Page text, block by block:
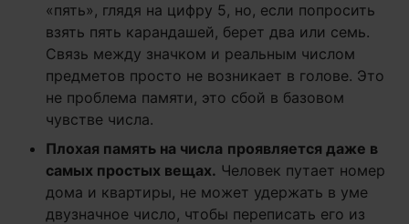
«пять», глядя на цифру 5, но, если попросить
взять пять карандашей, берет два или семь.
Связь между значком и реальным числом
предметов просто не возникает в голове. Это
не проблема памяти, это сбой в базовом
чувстве числа.
Плохая память на числа проявляется даже в
самых простых вещах. Человек путает номер
дома и квартиры, не может удержать в уме
двузначное число, чтобы переписать его из